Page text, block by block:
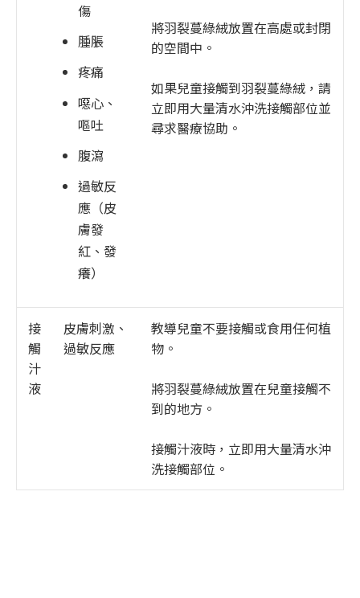
傷
腫脹
疼痛
噁心、
嘔吐
腹瀉
過敏反
應（皮
膚發
紅、發
癢）
將羽裂蔓綠絨放置在高處或封閉
的空間中。
如果兒童接觸到羽裂蔓綠絨，請
立即用大量清水沖洗接觸部位並
尋求醫療協助。
接
觸
汁
液
皮膚刺激、
過敏反應
教導兒童不要接觸或食用任何植
物。
將羽裂蔓綠絨放置在兒童接觸不
到的地方。
接觸汁液時，立即用大量清水沖
洗接觸部位。